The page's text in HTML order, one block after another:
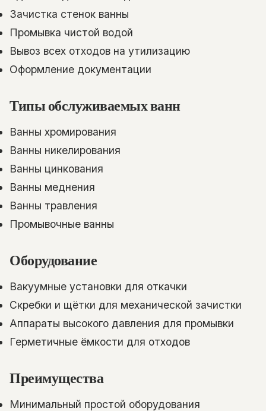
Зачистка стенок ванны
Промывка чистой водой
Вывоз всех отходов на утилизацию
Оформление документации
Типы обслуживаемых ванн
Ванны хромирования
Ванны никелирования
Ванны цинкования
Ванны меднения
Ванны травления
Промывочные ванны
Оборудование
Вакуумные установки для откачки
Скребки и щётки для механической зачистки
Аппараты высокого давления для промывки
Герметичные ёмкости для отходов
Преимущества
Минимальный простой оборудования